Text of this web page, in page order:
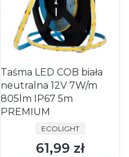
Taśma LED COB biała
neutralna 12V 7W/m
805lm IP67 5m
PREMIUM
PRODUCENT
ECOLIGHT
Cena
61,99 zł